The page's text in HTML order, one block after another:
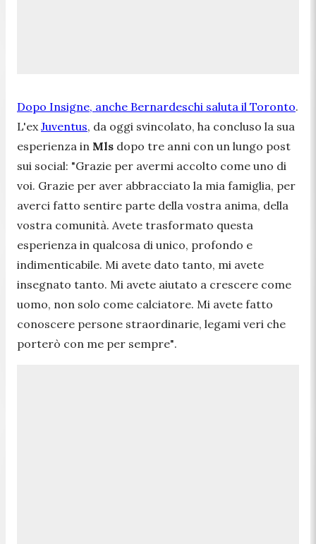
Dopo Insigne, anche Bernardeschi saluta il Toronto.
L'ex Juventus, da oggi svincolato, ha concluso la sua
esperienza in Mls dopo tre anni con un lungo post
sui social: "Grazie per avermi accolto come uno di
voi. Grazie per aver abbracciato la mia famiglia, per
averci fatto sentire parte della vostra anima, della
vostra comunità. Avete trasformato questa
esperienza in qualcosa di unico, profondo e
indimenticabile. Mi avete dato tanto, mi avete
insegnato tanto. Mi avete aiutato a crescere come
uomo, non solo come calciatore. Mi avete fatto
conoscere persone straordinarie, legami veri che
porterò con me per sempre".